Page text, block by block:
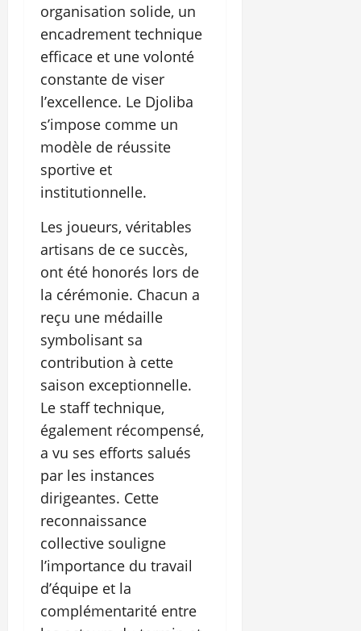
organisation solide, un
encadrement technique
efficace et une volonté
constante de viser
l’excellence. Le Djoliba
s’impose comme un
modèle de réussite
sportive et
institutionnelle.
Les joueurs, véritables
artisans de ce succès,
ont été honorés lors de
la cérémonie. Chacun a
reçu une médaille
symbolisant sa
contribution à cette
saison exceptionnelle.
Le staff technique,
également récompensé,
a vu ses efforts salués
par les instances
dirigeantes. Cette
reconnaissance
collective souligne
l’importance du travail
d’équipe et la
complémentarité entre